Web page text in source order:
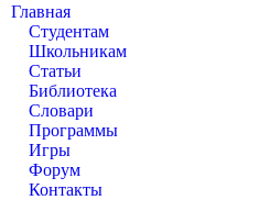
Главная
Студентам
Школьникам
Статьи
Библиотека
Словари
Программы
Игры
Форум
Контакты